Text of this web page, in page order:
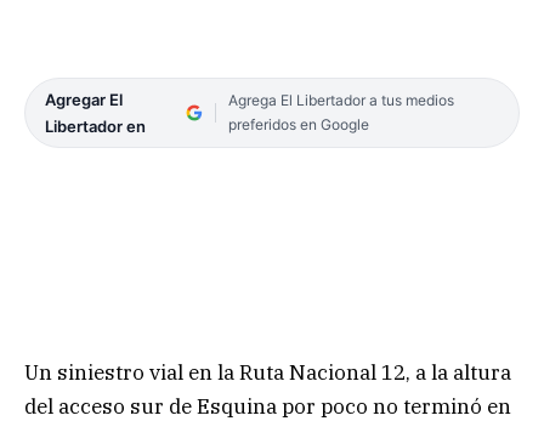
Agregar El
Libertador en
Agrega El Libertador a tus medios
preferidos en Google
Un siniestro vial en la Ruta Nacional 12, a la altura
del acceso sur de Esquina por poco no terminó en